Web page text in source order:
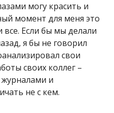
могу красить и
момент для меня это
все. Если бы мы делали
я бы не говорил
свои
своих коллег –
журналами и
не с кем.